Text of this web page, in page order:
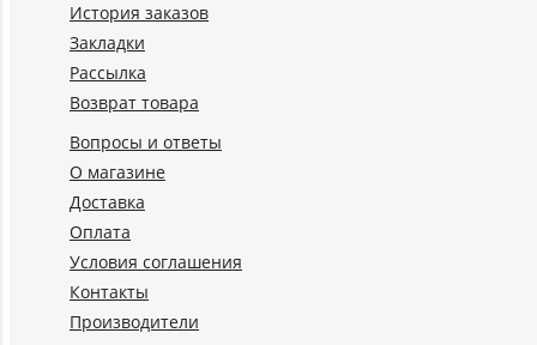
История заказов
Закладки
Рассылка
Возврат товара
Вопросы и ответы
О магазине
Доставка
Оплата
Условия соглашения
Контакты
Производители